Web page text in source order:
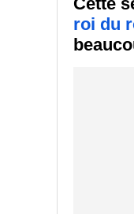
roi du